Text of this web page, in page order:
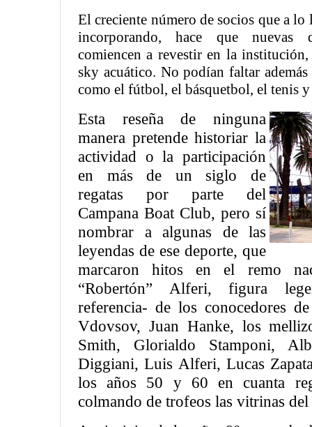
El creciente número de socios que a
incorporando, hace que nuevas
comiencen a revestir en la
sky acuático. No podían faltar
como el fútbol, el básquetbol, el tenis
Esta reseña de ninguna
manera pretende historiar la
actividad o la participación
en más de un siglo de
regatas por parte del
Campana Boat Club, pero sí
nombrar a algunas de las
leyendas de ese deporte, que
marcaron hitos en el remo
“Robertón” Alferi, figura
referencia- de los conocedores
Vdovsov, Juan Hanke, los
Smith, Glorialdo Stamponi,
Diggiani, Luis Alferi, Lucas
los años 50 y 60 en cuanta
colmando de trofeos las vitrinas